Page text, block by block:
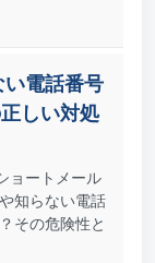
い電話番号
しい対処
ョートメール
知らない電話
その危険性と